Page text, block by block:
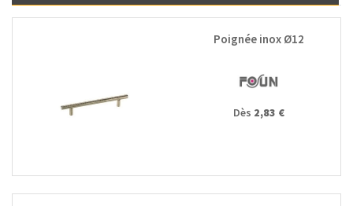
Poignée inox Ø12
Dès 2,83 €